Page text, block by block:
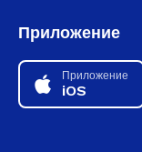
Приложение
Приложение
iOS